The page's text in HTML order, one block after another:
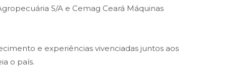
S/A e Cemag Ceará Máquinas
e experiências vivenciadas juntos aos
o país.